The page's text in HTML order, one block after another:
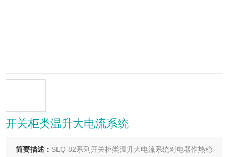
开关柜类温升大电流系统
简要描述： SLQ-82系列开关柜类温升大电流系统对电器作热稳